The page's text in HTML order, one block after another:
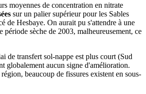
moyennes de concentration en nitrate
sur un palier supérieur pour les Sables
de Hesbaye. On aurait pu s'attendre à une
période sèche de 2003, malheureusement, ce
de transfert sol-nappe est plus court (Sud
globalement aucun signe d'amélioration.
beaucoup de fissures existent en sous-